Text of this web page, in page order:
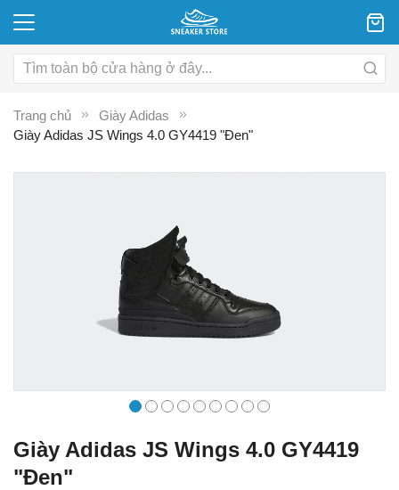
Trang chủ
Giày Adidas
Giày Adidas JS Wings 4.0 GY4419 "Đen"
Giày Adidas JS Wings 4.0 GY4419
"Đen"